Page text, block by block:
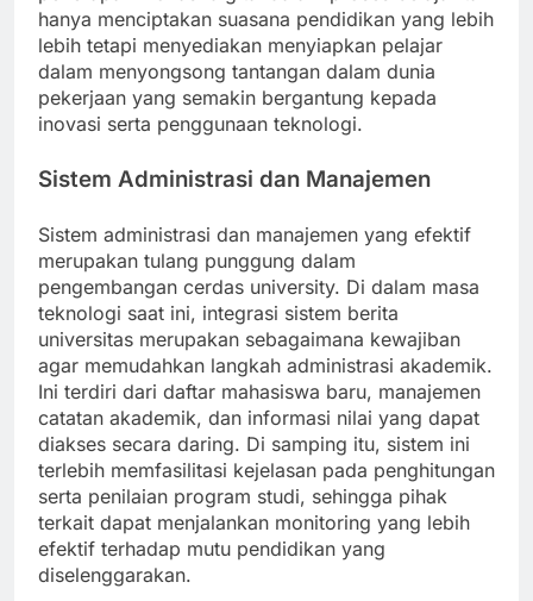
hanya menciptakan suasana pendidikan yang lebih
lebih tetapi menyediakan menyiapkan pelajar
dalam menyongsong tantangan dalam dunia
pekerjaan yang semakin bergantung kepada
inovasi serta penggunaan teknologi.
Sistem Administrasi dan Manajemen
Sistem administrasi dan manajemen yang efektif
merupakan tulang punggung dalam
pengembangan cerdas university. Di dalam masa
teknologi saat ini, integrasi sistem berita
universitas merupakan sebagaimana kewajiban
agar memudahkan langkah administrasi akademik.
Ini terdiri dari daftar mahasiswa baru, manajemen
catatan akademik, dan informasi nilai yang dapat
diakses secara daring. Di samping itu, sistem ini
terlebih memfasilitasi kejelasan pada penghitungan
serta penilaian program studi, sehingga pihak
terkait dapat menjalankan monitoring yang lebih
efektif terhadap mutu pendidikan yang
diselenggarakan.